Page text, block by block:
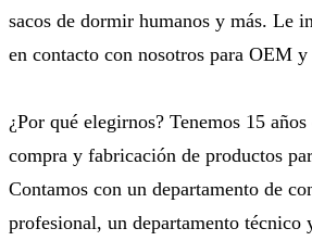
sacos de dormir humanos y más. Le
en contacto con nosotros para OEM
¿Por qué elegirnos? Tenemos 15
compra y fabricación de productos
Contamos con un departamento de
profesional, un departamento técnico